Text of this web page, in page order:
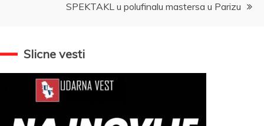
SPEKTAKL u polufinalu mastersa u Parizu
Slicne vesti